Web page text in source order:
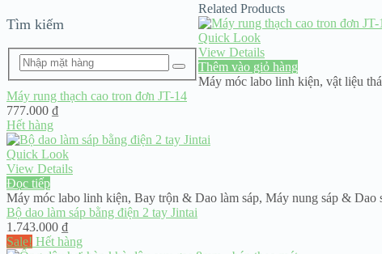
Tìm kiếm
Related Products
Quick Look
View Details
Thêm vào giỏ hàng
Máy móc labo linh kiện, vật liệu
Máy rung thạch cao tron đơn JT-14
777.000 ₫
Hết hàng
Quick Look
View Details
Đọc tiếp
Máy móc labo linh kiện, Bay trộn & Dao làm sáp, Máy nung sáp & Dao
Bộ dao làm sáp bằng điện 2 tay Jintai
1.743.000 ₫
Sale! Hết hàng